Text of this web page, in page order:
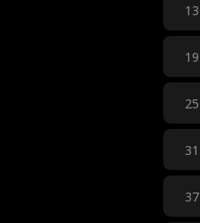
13
19
25
31
37